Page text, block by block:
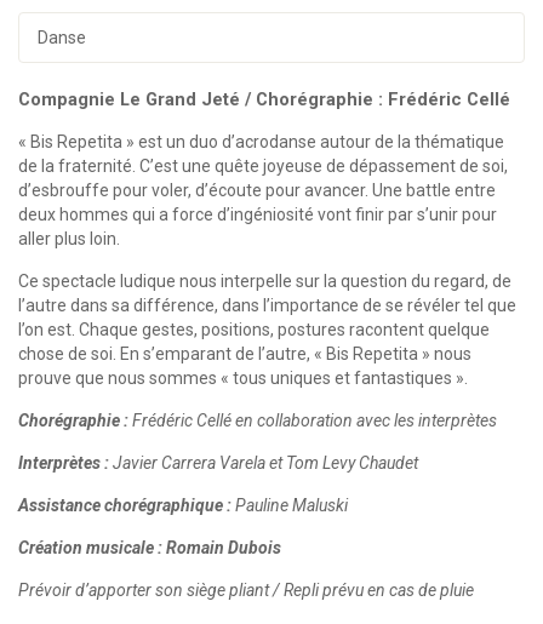
Danse
Compagnie Le Grand Jeté / Chorégraphie : Frédéric Cellé
« Bis Repetita » est un duo d’acrodanse autour de la thématique
de la fraternité. C’est une quête joyeuse de dépassement de soi,
d’esbrouffe pour voler, d’écoute pour avancer. Une battle entre
deux hommes qui a force d’ingéniosité vont finir par s’unir pour
aller plus loin.
Ce spectacle ludique nous interpelle sur la question du regard, de
l’autre dans sa différence, dans l’importance de se révéler tel que
l’on est. Chaque gestes, positions, postures racontent quelque
chose de soi. En s’emparant de l’autre, « Bis Repetita » nous
prouve que nous sommes « tous uniques et fantastiques ».
Chorégraphie :Frédéric Cellé en collaboration avec les interprètes
Interprètes :Javier Carrera Varela et Tom Levy Chaudet
Assistance chorégraphique :Pauline Maluski
Création musicale : Romain Dubois
Prévoir d’apporter son siège pliant / Repli prévu en cas de pluie